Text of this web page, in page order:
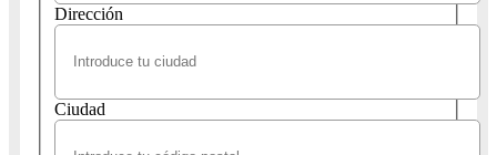
Dirección
Ciudad